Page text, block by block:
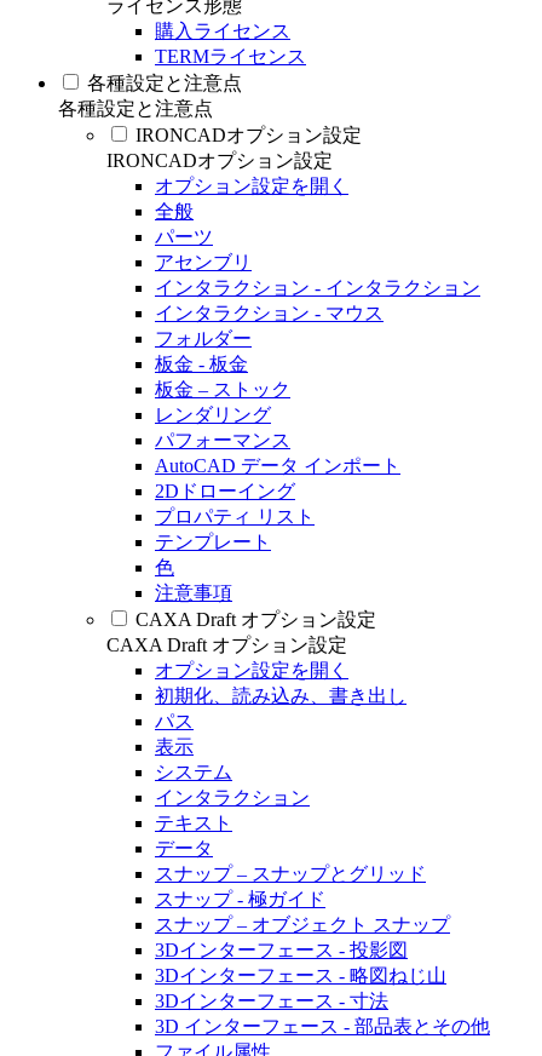
ライセンス形態
購入ライセンス
TERMライセンス
各種設定と注意点
各種設定と注意点
IRONCADオプション設定
IRONCADオプション設定
オプション設定を開く
全般
パーツ
アセンブリ
インタラクション - インタラクション
インタラクション - マウス
フォルダー
板金 - 板金
板金 – ストック
レンダリング
パフォーマンス
AutoCAD データ インポート
2Dドローイング
プロパティ リスト
テンプレート
色
注意事項
CAXA Draft オプション設定
CAXA Draft オプション設定
オプション設定を開く
初期化、読み込み、書き出し
パス
表示
システム
インタラクション
テキスト
データ
スナップ – スナップとグリッド
スナップ - 極ガイド
スナップ – オブジェクト スナップ
3Dインターフェース - 投影図
3Dインターフェース - 略図ねじ山
3Dインターフェース - 寸法
3D インターフェース - 部品表とその他